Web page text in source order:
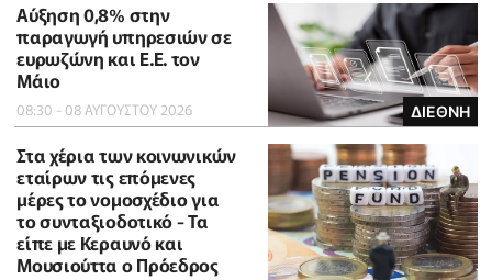
ΔΙΕΘΝΗ
Αύξηση 0,8% στην
παραγωγή υπηρεσιών σε
ευρωζώνη και Ε.Ε. τον
Μάιο
08:30 - 08 ΑΥΓΟΥΣΤΟΥ 2026
Στα χέρια των κοινωνικών
εταίρων τις επόμενες
μέρες το νομοσχέδιο για
το συνταξιοδοτικό - Τα
είπε με Κεραυνό και
Μουσιούττα ο Πρόεδρος